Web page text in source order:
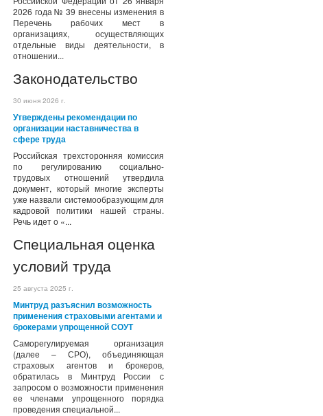
2026 года № 39 внесены изменения в
Перечень рабочих мест в
организациях, осуществляющих
отдельные виды деятельности, в
отношении...
Законодательство
30 июня 2026 г.
Утверждены рекомендации по
организации наставничества в
сфере труда
Российская трехсторонняя комиссия
по регулированию социально-
трудовых отношений утвердила
документ, который многие эксперты
уже назвали системообразующим для
кадровой политики нашей страны.
Речь идет о «...
Специальная оценка
условий труда
25 августа 2025 г.
Минтруд разъяснил возможность
применения страховыми агентами и
брокерами упрощенной СОУТ
Саморегулируемая организация
(далее – СРО), объединяющая
страховых агентов и брокеров,
обратилась в Минтруд России с
запросом о возможности применения
ее членами упрощенного порядка
проведения специальной...